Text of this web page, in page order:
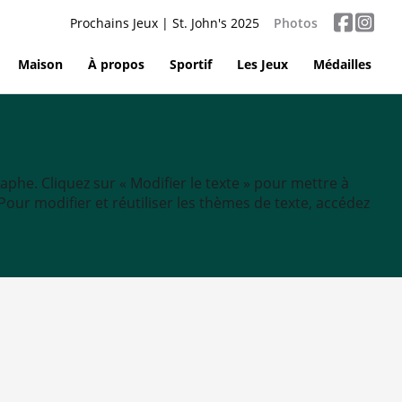
Prochains Jeux | St. John's 2025 Photos
Maison À propos Sportif Les Jeux Médailles
Cliquez sur « Modifier le texte » pour mettre à
modifier et réutiliser les thèmes de texte, accédez